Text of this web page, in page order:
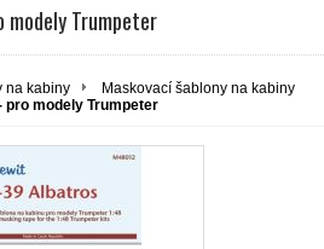
Trumpeter
na kabiny
Maskovací šablony na kabiny
pro modely Trumpeter